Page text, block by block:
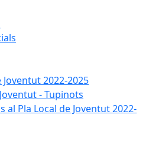
Joventut 2022-2025
- Tupinots
al Pla Local de Joventut 2022-